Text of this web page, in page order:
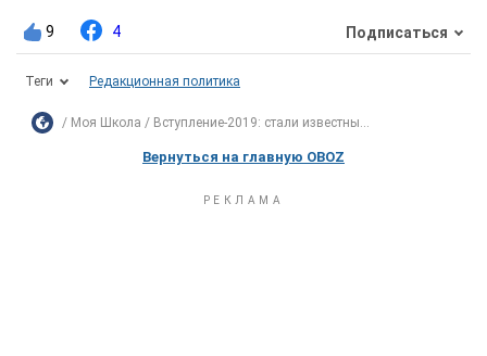
9 4 Подписаться
Теги Редакционная политика
Моя Школа Вступление-2019: стали известны...
Вернуться на главную OBOZ